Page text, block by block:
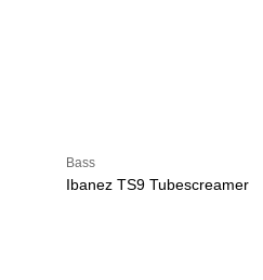
Bass
Ibanez TS9 Tubescreamer